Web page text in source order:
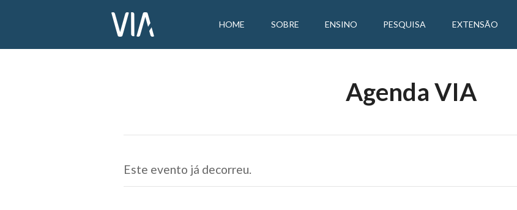
HOME SOBRE ENSINO PESQUISA EXTENSÃO
Agenda VIA
Este evento já decorreu.